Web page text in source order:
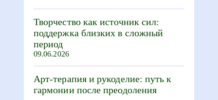
Творчество как источник сил:
поддержка близких в сложный
период
09.06.2026
Арт-терапия и рукоделие: путь к
гармонии после преодоления